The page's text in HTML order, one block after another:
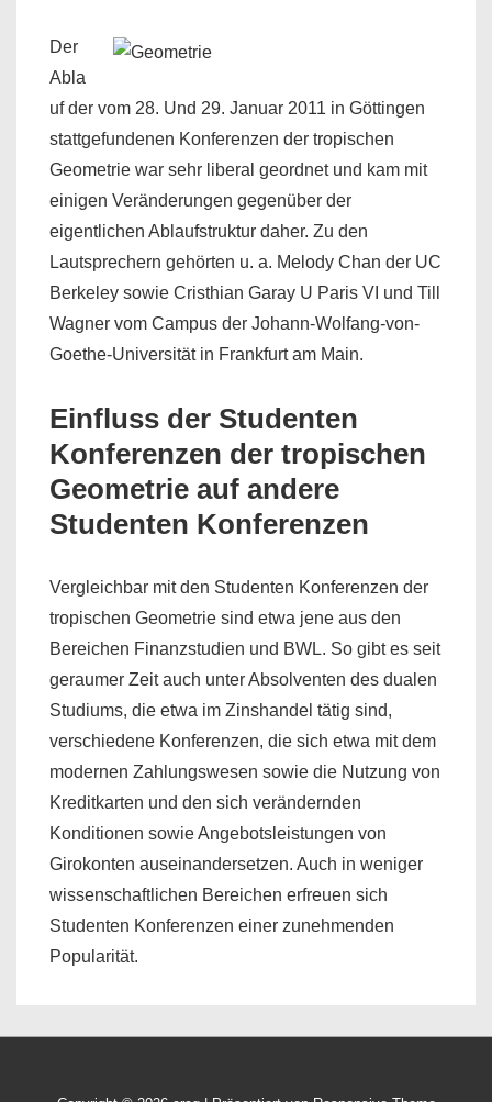
Der
Abla
uf der vom 28. Und 29. Januar 2011 in Göttingen
stattgefundenen Konferenzen der tropischen
Geometrie war sehr liberal geordnet und kam mit
einigen Veränderungen gegenüber der
eigentlichen Ablaufstruktur daher. Zu den
Lautsprechern gehörten u. a. Melody Chan der UC
Berkeley sowie Cristhian Garay U Paris VI und Till
Wagner vom Campus der Johann-Wolfang-von-
Goethe-Universität in Frankfurt am Main.
Einfluss der Studenten
Konferenzen der tropischen
Geometrie auf andere
Studenten Konferenzen
Vergleichbar mit den Studenten Konferenzen der
tropischen Geometrie sind etwa jene aus den
Bereichen Finanzstudien und BWL. So gibt es seit
geraumer Zeit auch unter Absolventen des dualen
Studiums, die etwa im Zinshandel tätig sind,
verschiedene Konferenzen, die sich etwa mit dem
modernen Zahlungswesen sowie die Nutzung von
Kreditkarten und den sich verändernden
Konditionen sowie Angebotsleistungen von
Girokonten auseinandersetzen. Auch in weniger
wissenschaftlichen Bereichen erfreuen sich
Studenten Konferenzen einer zunehmenden
Popularität.